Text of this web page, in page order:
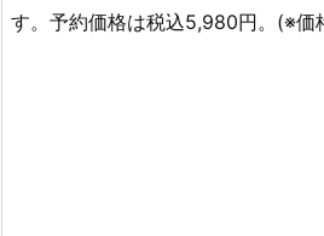
す。予約価格は税込5,980円。(※